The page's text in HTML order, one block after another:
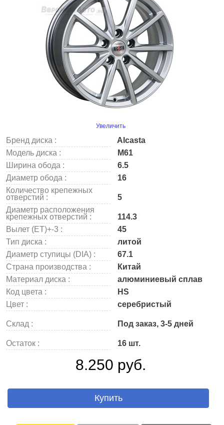
Увеличить
Бренд диска :
Alcasta
Модель диска :
M61
Ширина обода :
6.5
Диаметр обода :
16
Количество крепежных
отверстий :
5
Диаметр расположения
крепежных отверстий :
114.3
Вылет (ET)+-3 :
45
Тип диска :
литой
Диаметр ступицы (DIA) :
67.1
Страна производства :
Китай
Материал диска :
алюминиевый сплав
Код цвета :
HS
Цвет :
серебристый
Склад : Под заказ, 3-5 дней
Остаток : 16 шт.
8.250 руб.
Купить